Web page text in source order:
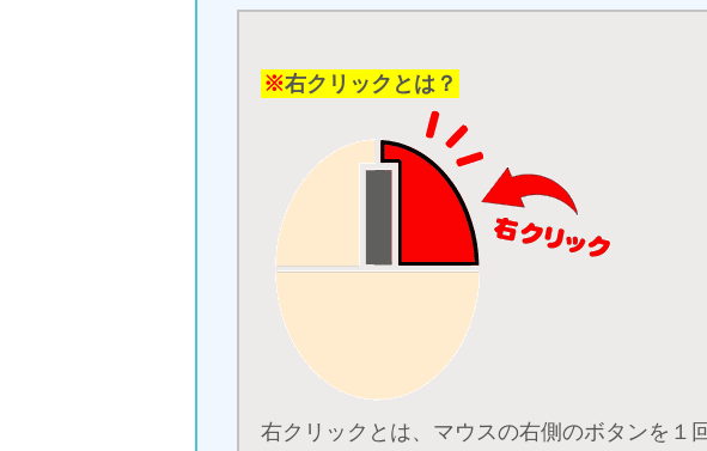
※右クリックとは？
右クリックとは、マウスの右側のボタンを１